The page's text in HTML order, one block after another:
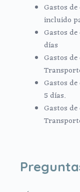
Gastos
incluido
Gastos
días
Gastos
Gastos
5 días.
Gastos